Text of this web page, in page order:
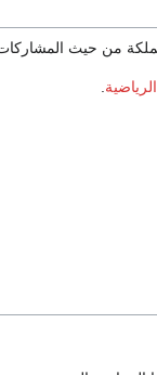
من حيث المشاركات